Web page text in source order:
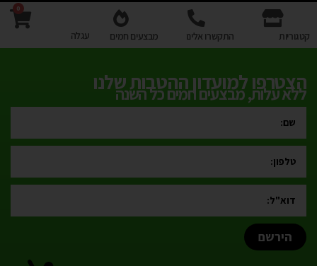
קטגוריות התקשרו אלינו מבצעים חמים
0
עגלה
הצטרפו למועדון ההטבות שלנו
ללא עלות, מבצעים חמים כל השנה
הירשם